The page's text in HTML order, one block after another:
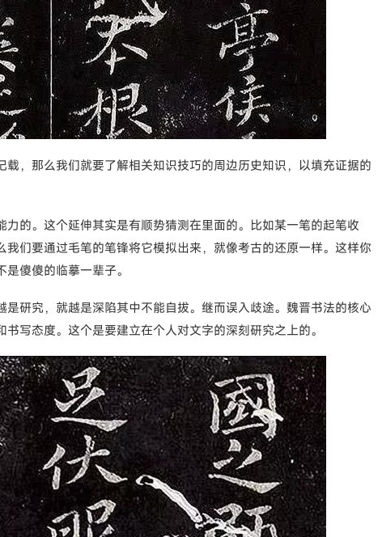
，那么我们就要了解相关知识技巧的周边历史知识，以填充证据的
的。这个延伸其实是有顺势猜测在里面的。比如某一笔的起笔收
们要通过毛笔的笔锋将它模拟出来，就像考古的还原一样。这样你
傻傻的临摹一辈子。
研究，就越是深陷其中不能自拔。继而误入歧途。魏晋书法的核心
写态度。这个是要建立在个人对文字的深刻研究之上的。